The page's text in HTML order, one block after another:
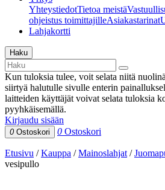
YhteystiedotTietoa meistä
ohjeistus toimittajilleAsiakastarinat
Lahjakortti
Haku
Kun tuloksia tulee, voit selata niitä
siirtyä halutulle sivulle enterin
laitteiden käyttäjät voivat selata tuloksia
pyyhkäisemällä.
Kirjaudu sisään
0 Ostoskori 0 Ostoskori
Etusivu /Kauppa /Mainoslahjat /
vesipullo